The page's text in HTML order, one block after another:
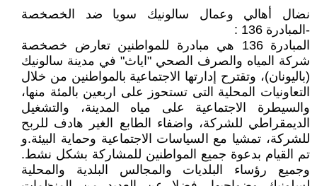
نضال أهالي وعمال سالونيك سويا ضد الخصخصة
-المبادرة 136 :
المبادرة 136 هي مبادرة للمواطنين تعارض خصخصة
شركة المياه والصرف الصحي "اياث" في مدينة سالونيك
(باليونان)، وتقترح إدارتها الاجتماعية بالمواطنين من خلال
التعاونيات المحلية التى تستحوز على اربعين بالمئة منها،
والسيطرة الاجتماعية على مياه المدينة، والتشغيل
الديمقراطي للشركة، واضفاء الطابع الغير هادف للربح
للشركة، تمشيا مع السياسات الاجتماعية وحماية البيئة.و
تم القيام بدعوة جميع المواطنين للمشاركة بشكل نشط.
وجميع رؤساء البلديات والمجالس البلدية والمحلية